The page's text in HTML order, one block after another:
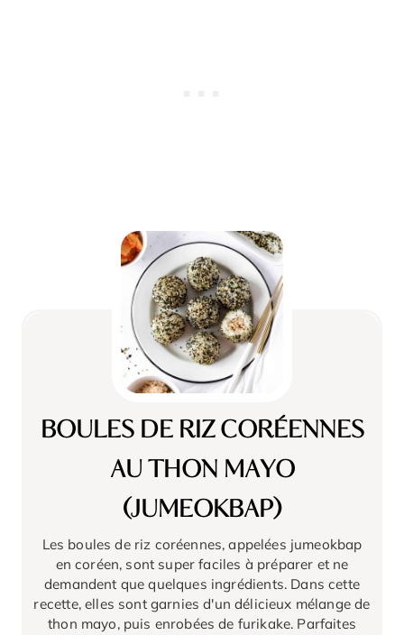
BOULES DE RIZ CORÉENNES
AU THON MAYO
(JUMEOKBAP)
Les boules de riz coréennes, appelées jumeokbap
en coréen, sont super faciles à préparer et ne
demandent que quelques ingrédients. Dans cette
recette, elles sont garnies d'un délicieux mélange de
thon mayo, puis enrobées de furikake. Parfaites